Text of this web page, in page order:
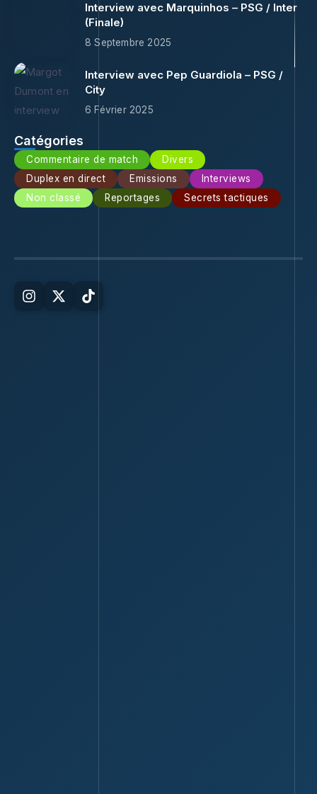
Interview avec Marquinhos – PSG / Inter
(Finale)
8 Septembre 2025
Interview avec Pep Guardiola – PSG /
City
6 Février 2025
Catégories
Commentaire de match
Divers
Duplex en direct
Emissions
Interviews
Non classé
Reportages Secrets tactiques